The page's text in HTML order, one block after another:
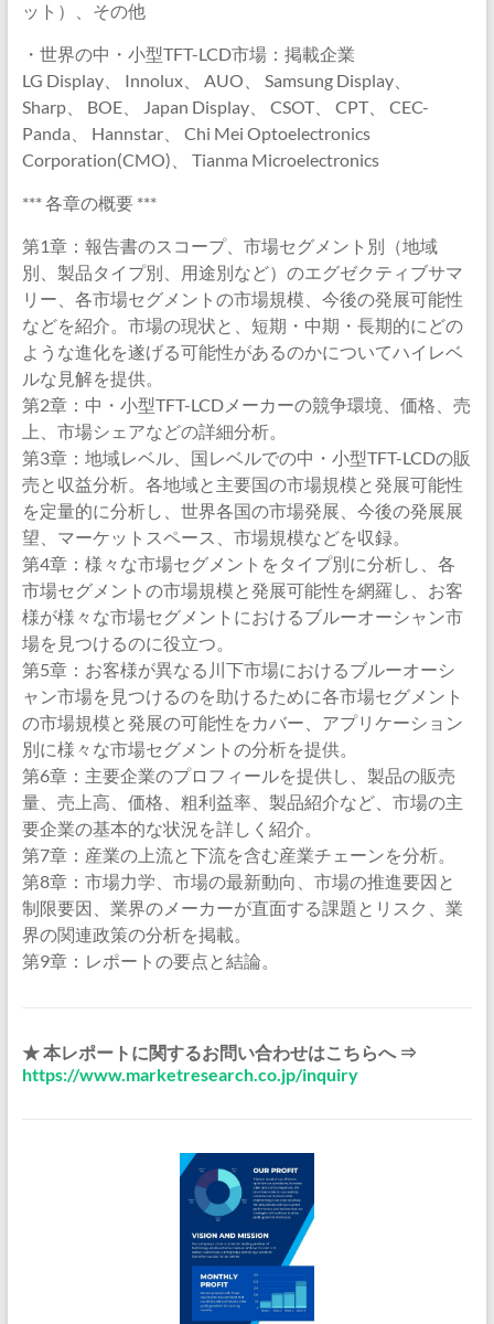
ット）、その他
・世界の中・小型TFT-LCD市場：掲載企業
LG Display、 Innolux、 AUO、 Samsung Display、
Sharp、 BOE、 Japan Display、 CSOT、 CPT、 CEC-
Panda、 Hannstar、 Chi Mei Optoelectronics
Corporation(CMO)、 Tianma Microelectronics
*** 各章の概要 ***
第1章：報告書のスコープ、市場セグメント別（地域
別、製品タイプ別、用途別など）のエグゼクティブサマ
リー、各市場セグメントの市場規模、今後の発展可能性
などを紹介。市場の現状と、短期・中期・長期的にどの
ような進化を遂げる可能性があるのかについてハイレベ
ルな見解を提供。
第2章：中・小型TFT-LCDメーカーの競争環境、価格、売
上、市場シェアなどの詳細分析。
第3章：地域レベル、国レベルでの中・小型TFT-LCDの販
売と収益分析。各地域と主要国の市場規模と発展可能性
を定量的に分析し、世界各国の市場発展、今後の発展展
望、マーケットスペース、市場規模などを収録。
第4章：様々な市場セグメントをタイプ別に分析し、各
市場セグメントの市場規模と発展可能性を網羅し、お客
様が様々な市場セグメントにおけるブルーオーシャン市
場を見つけるのに役立つ。
第5章：お客様が異なる川下市場におけるブルーオーシ
ャン市場を見つけるのを助けるために各市場セグメント
の市場規模と発展の可能性をカバー、アプリケーション
別に様々な市場セグメントの分析を提供。
第6章：主要企業のプロフィールを提供し、製品の販売
量、売上高、価格、粗利益率、製品紹介など、市場の主
要企業の基本的な状況を詳しく紹介。
第7章：産業の上流と下流を含む産業チェーンを分析。
第8章：市場力学、市場の最新動向、市場の推進要因と
制限要因、業界のメーカーが直面する課題とリスク、業
界の関連政策の分析を掲載。
第9章：レポートの要点と結論。
★ 本レポートに関するお問い合わせはこちらへ ⇒
https://www.marketresearch.co.jp/inquiry